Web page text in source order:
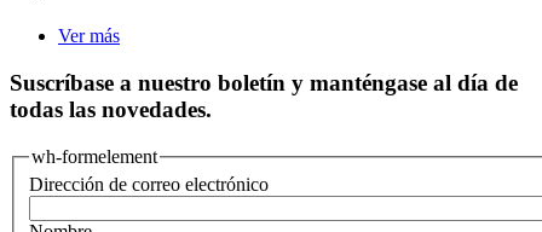
Ver más
Suscríbase a nuestro boletín y manténgase al día de
todas las novedades.
wh-formelement
Dirección de correo electrónico